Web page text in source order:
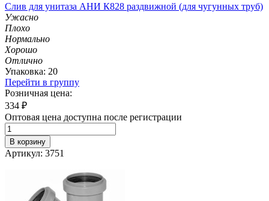
Слив для унитаза АНИ К828 раздвижной (для чугунных труб)
Ужасно
Плохо
Нормально
Хорошо
Отлично
Упаковка: 20
Перейти в группу
Розничная цена:
334 ₽
Оптовая цена доступна после регистрации
В корзину
Артикул: 3751